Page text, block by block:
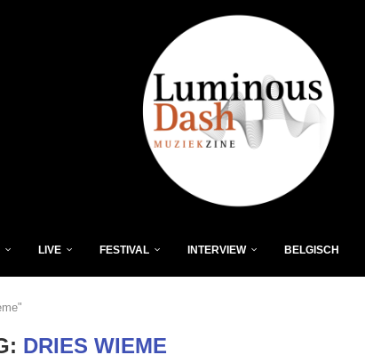
LIVE FESTIVAL INTERVIEW BELGISCH
DRIES WIEME